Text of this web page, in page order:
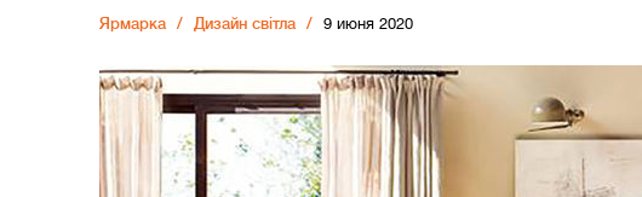
Ярмарка Дизайн світла 9 июня 2020